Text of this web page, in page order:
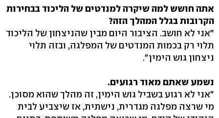
אתה חושש למה שיקרה למנדטים של הליכוד בבחירות
הקרובות בגלל המהלך הזה?
"אני לא חושב. הציבור היום מבין שהניצחון של הליכוד
תלוי רק בכמות המנדטים של המפלגה, ובזה תלוי
ניצחון גוש הימין".
נשמע שאתם מאוד רגועים.
"אני לא רגוע בשביל גוש הימין, זה מהלך שהוא מסוכן.
מי שרצה מפלגה מגדרית, נישתית, אז שיצביע לבית